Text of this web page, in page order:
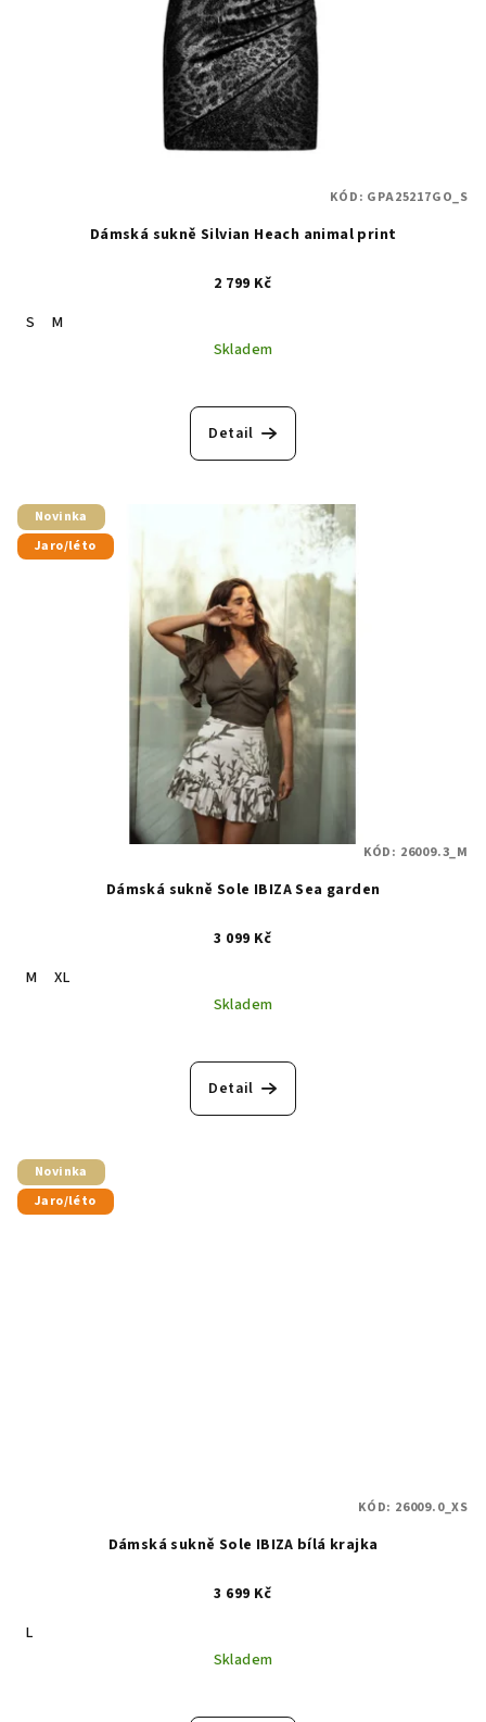
Dámská sukně Silvian Heach animal print
2 799 Kč
S
M
Skladem
Detail
KÓD: GPA25217GO_S
Novinka
Jaro/léto
Dámská sukně Sole IBIZA Sea garden
3 099 Kč
M
XL
Skladem
Detail
KÓD: 26009.3_M
Novinka
Jaro/léto
Dámská sukně Sole IBIZA bílá krajka
3 699 Kč
L
Skladem
KÓD: 26009.0_XS